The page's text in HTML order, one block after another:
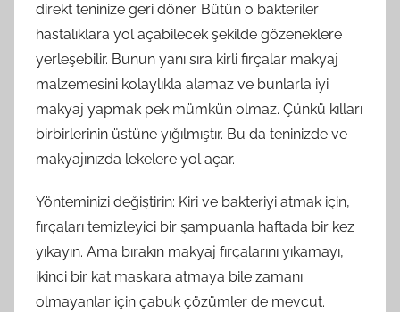
direkt teninize geri döner. Bütün o bakteriler
hastalıklara yol açabilecek şekilde gözeneklere
yerleşebilir. Bunun yanı sıra kirli fırçalar makyaj
malzemesini kolaylıkla alamaz ve bunlarla iyi
makyaj yapmak pek mümkün olmaz. Çünkü kılları
birbirlerinin üstüne yığılmıştır. Bu da teninizde ve
makyajınızda lekelere yol açar.
Yönteminizi değiştirin: Kiri ve bakteriyi atmak için,
fırçaları temizleyici bir şampuanla haftada bir kez
yıkayın. Ama bırakın makyaj fırçalarını yıkamayı,
ikinci bir kat maskara atmaya bile zamanı
olmayanlar için çabuk çözümler de mevcut.